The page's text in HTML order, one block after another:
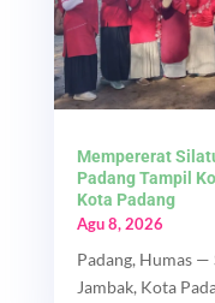
Mempererat
Padang Tampil
Kota Padang
Agu 8, 2026
Padang, Humas —
Jambak, Kota